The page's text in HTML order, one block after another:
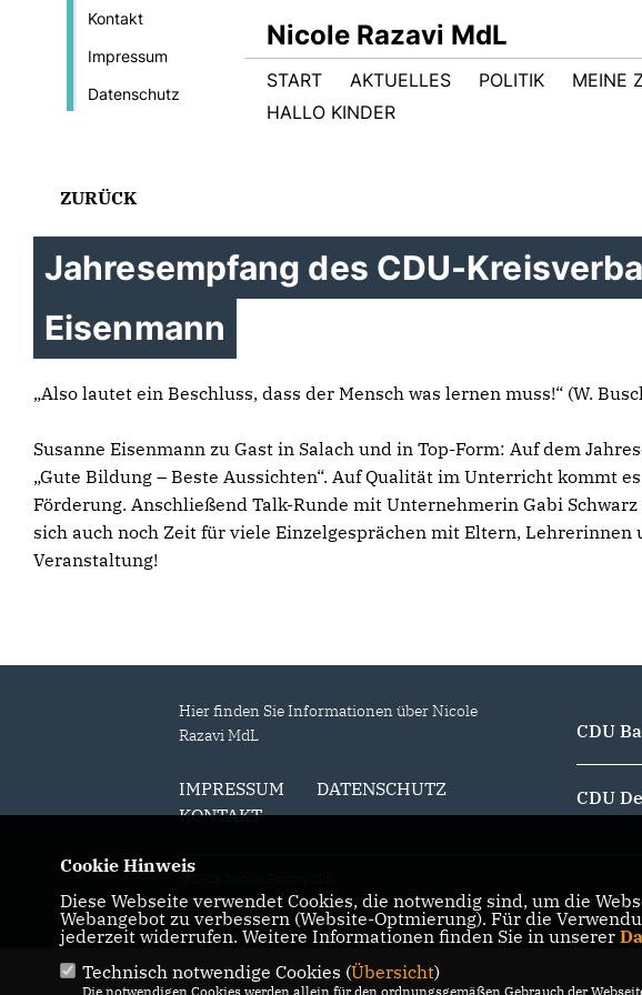
Kontakt
Impressum
Datenschutz
Nicole Razavi MdL
START AKTUELLES POLITIK MEINE
HALLO KINDER
ZURÜCK
Jahresempfang des CDU-
Eisenmann
Also lautet ein Beschluss, dass der Mensch was lernen muss!“ (W.
Susanne Eisenmann zu Gast in Salach und in Top-Form: Auf dem
Gute Bildung – Beste Aussichten“. Auf Qualität im Unterricht kommt
Förderung. Anschließend Talk-Runde mit Unternehmerin Gabi
sich auch noch Zeit für viele Einzelgesprächen mit Eltern,
Veranstaltung!
Hier finden Sie Informationen über Nicole
Razavi MdL
IMPRESSUM
DATENSCHUTZ
KONTAKT
CDU
CDU
Alle Rechte vorbehalten.
Cookie Hinweis
Diese Webseite verwendet Cookies, die notwendig sind, um die
Webangebot zu verbessern (Website-Optmierung). Für die
jederzeit widerrufen. Weitere Informationen finden Sie in unserer
Technisch notwendige Cookies (Übersicht)
Die notwendigen Cookies werden allein für den ordnungsgemäßen Gebrauch der